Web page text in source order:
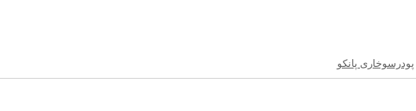
پودرسوخاری پانکو